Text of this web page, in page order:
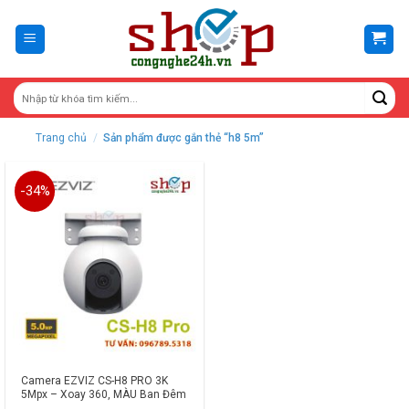
content
Trang chủ / Sản phẩm được gắn thẻ “h8 5m”
-34%
Camera EZVIZ CS-H8 PRO 3K
5Mpx – Xoay 360, MÀU Ban Đêm